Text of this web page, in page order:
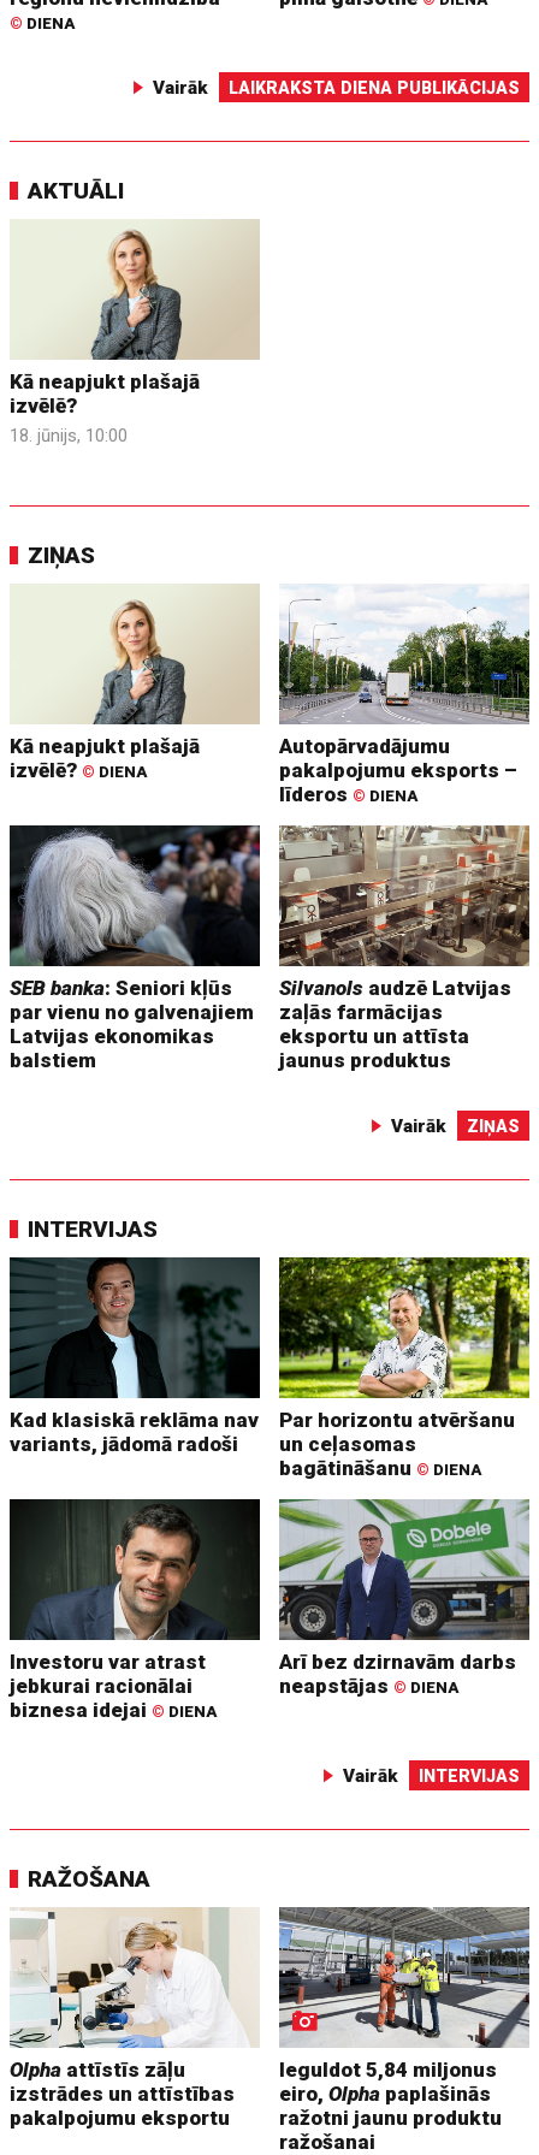
© DIENA
Vairāk LAIKRAKSTA DIENA PUBLIKĀCIJAS
AKTUĀLI
Kā neapjukt plašajā
izvēlē?
18. jūnijs, 10:00
ZIŅAS
Kā neapjukt plašajā
izvēlē? © DIENA
Autopārvadājumu
pakalpojumu eksports –
līderos © DIENA
SEB banka: Seniori kļūs
par vienu no galvenajiem
Latvijas ekonomikas
balstiem
Silvanols audzē Latvijas
zaļās farmācijas
eksportu un attīsta
jaunus produktus
Vairāk ZIŅAS
INTERVIJAS
Kad klasiskā reklāma nav
variants, jādomā radoši
Par horizontu atvēršanu
un ceļasomas
bagātināšanu © DIENA
Investoru var atrast
jebkurai racionālai
biznesa idejai © DIENA
Arī bez dzirnavām darbs
neapstājas © DIENA
Vairāk INTERVIJAS
RAŽOŠANA
Olpha attīstīs zāļu
izstrādes un attīstības
pakalpojumu eksportu
Ieguldot 5,84 miljonus
eiro,Olpha paplašinās
ražotni jaunu produktu
ražošanai